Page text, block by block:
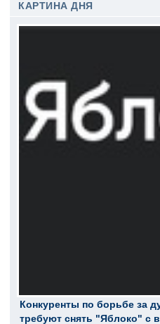
КАРТИНА ДНЯ
Конкуренты по борьбе за
требуют снять "Яблоко" с